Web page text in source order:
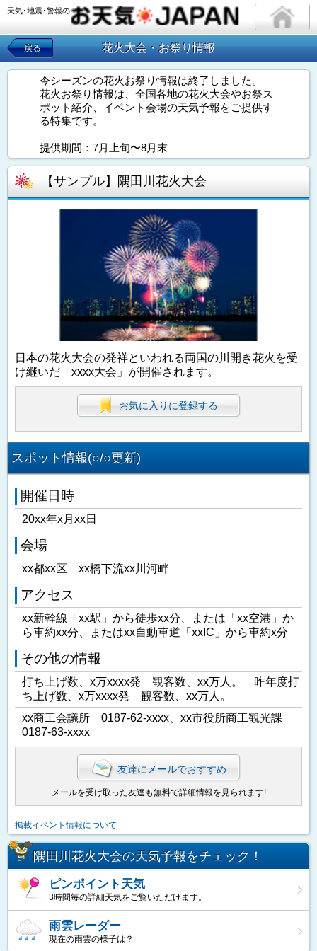
天気･地震･警報の
戻る 花火大会・お祭り情報
今シーズンの花火お祭り情報は終了しました。
花火お祭り情報は、全国各地の花火大会やお祭ス
ポット紹介、イベント会場の天気予報をご提供す
る特集です。
提供期間：7月上旬〜8月末
【サンプル】隅田川花火大会
日本の花火大会の発祥といわれる両国の川開き花火を受
け継いだ「xxxx大会」が開催されます。
お気に入りに登録する
スポット情報(○/○更新)
開催日時
20xx年x月xx日
会場
xx都xx区 xx橋下流xx川河畔
アクセス
xx新幹線「xx駅」から徒歩xx分、または「xx空港」か
ら車約xx分、またはxx自動車道「xxIC」から車約x分
その他の情報
打ち上げ数、x万xxxx発 観客数、xx万人。 昨年度打
ち上げ数、x万xxxx発 観客数、xx万人。
xx商工会議所 0187-62-xxxx、xx市役所商工観光課
0187-63-xxxx
友達にメールでおすすめ
メールを受け取った友達も無料で詳細情報を見られます!
掲載イベント情報について
隅田川花火大会の天気予報をチェック！
ピンポイント天気
3時間毎の詳細天気をご覧いただけます。
雨雲レーダー
現在の雨雲の様子は？